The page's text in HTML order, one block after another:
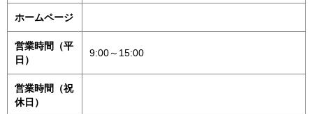
ホームページ
営業時間（平
日）
9:00～15:00
営業時間（祝
休日）